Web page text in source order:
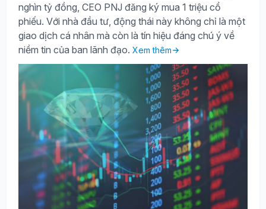
nghìn tỷ đồng, CEO PNJ đăng ký mua 1 triệu cổ
phiếu. Với nhà đầu tư, động thái này không chỉ là một
giao dịch cá nhân mà còn là tín hiệu đáng chú ý về
niềm tin của ban lãnh đạo. Xem thêm